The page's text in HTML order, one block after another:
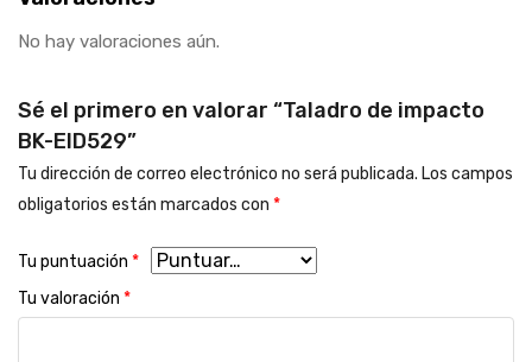
No hay valoraciones aún.
Sé el primero en valorar “Taladro de impacto
BK-EID529”
Tu dirección de correo electrónico no será publicada. Los campos
obligatorios están marcados con *
Tu puntuación *
Tu valoración *